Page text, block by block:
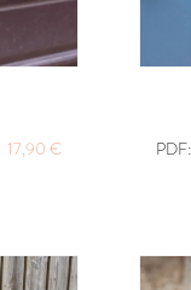
17,90 €
PDF: